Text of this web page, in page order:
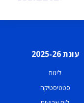
עונת 2025-26
ליגות
סטטיסטיקה